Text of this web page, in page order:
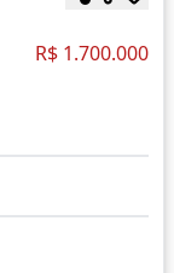
R$ 1.700.000